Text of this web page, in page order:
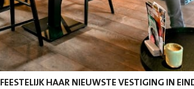
FEESTELIJK HAAR NIEUWSTE VESTIGING IN